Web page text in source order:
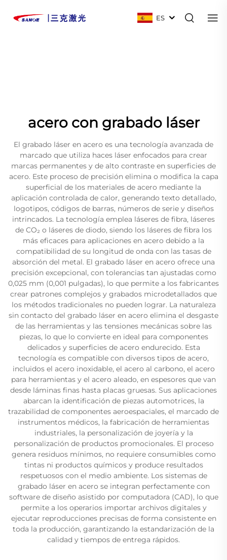
ES
acero con grabado láser
El grabado láser en acero es una tecnología avanzada de
marcado que utiliza haces láser enfocados para crear
marcas permanentes y de alto contraste en superficies de
acero. Este proceso de precisión elimina o modifica la capa
superficial de los materiales de acero mediante la
aplicación controlada de calor, generando texto detallado,
logotipos, códigos de barras, números de serie y diseños
intrincados. La tecnología emplea láseres de fibra, láseres
de CO₂ o láseres de diodo, siendo los láseres de fibra los
más eficaces para aplicaciones en acero debido a la
compatibilidad de su longitud de onda con las tasas de
absorción del metal. El grabado láser en acero ofrece una
precisión excepcional, con tolerancias tan ajustadas como
0,025 mm (0,001 pulgadas), lo que permite a los fabricantes
crear patrones complejos y grabados microdetallados que
los métodos tradicionales no pueden lograr. La naturaleza
sin contacto del grabado láser en acero elimina el desgaste
de las herramientas y las tensiones mecánicas sobre las
piezas, lo que lo convierte en ideal para componentes
delicados y superficies de acero endurecido. Esta
tecnología es compatible con diversos tipos de acero,
incluidos el acero inoxidable, el acero al carbono, el acero
para herramientas y el acero aleado, en espesores que van
desde láminas finas hasta placas gruesas. Sus aplicaciones
abarcan la identificación de piezas automotrices, la
trazabilidad de componentes aeroespaciales, el marcado de
instrumentos médicos, la fabricación de herramientas
industriales, la personalización de joyería y la
personalización de productos promocionales. El proceso
genera residuos mínimos, no requiere consumibles como
tintas ni productos químicos y produce resultados
respetuosos con el medio ambiente. Los sistemas de
grabado láser en acero se integran perfectamente con
software de diseño asistido por computadora (CAD), lo que
permite a los operarios importar archivos digitales y
ejecutar reproducciones precisas de forma consistente en
toda la producción, garantizando la estandarización de la
calidad y tiempos de entrega rápidos.